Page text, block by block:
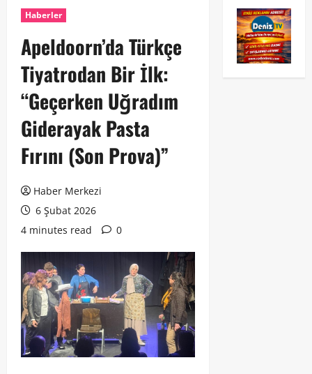
Haberler
Apeldoorn’da Türkçe
Tiyatrodan Bir İlk:
“Geçerken Uğradım
Giderayak Pasta
Fırını (Son Prova)”
Haber Merkezi
6 Şubat 2026
4 minutes read
0